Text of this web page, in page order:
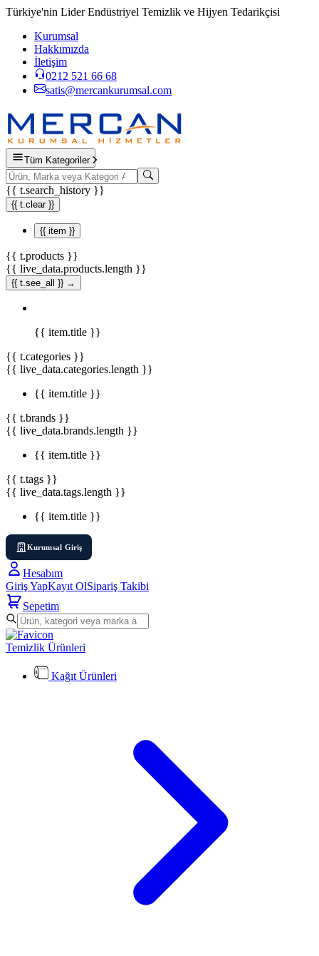
Türkiye'nin Lider Endüstriyel Temizlik ve Hijyen Tedarikçisi
Kurumsal
Hakkımızda
İletişim
0212 521 66 68
satis@mercankurumsal.com
Tüm Kategoriler
{{ t.search_history }}
{{ t.clear }}
{{ item }}
{{ t.products }}
{{ live_data.products.length }}
{{ t.see_all }} →
{{ item.title }}
{{ t.categories }}
{{ live_data.categories.length }}
{{ item.title }}
{{ t.brands }}
{{ live_data.brands.length }}
{{ item.title }}
{{ t.tags }}
{{ live_data.tags.length }}
{{ item.title }}
Kurumsal Giriş
Hesabım
Giriş YapKayıt OlSipariş Takibi
Sepetim
Temizlik Ürünleri
Kağıt Ürünleri